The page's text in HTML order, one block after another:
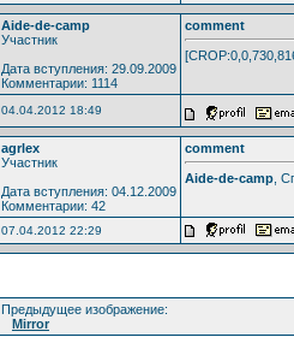
Aide-de-camp
Участник
Дата вступления: 29.09.2009
Комментарии: 1114
comment
04.04.2012 18:49
agrlex
Участник
Дата вступления: 04.12.2009
Комментарии: 42
comment
Aide-de-camp ,
07.04.2012 22:29
Предыдущее изображение:
Mirror